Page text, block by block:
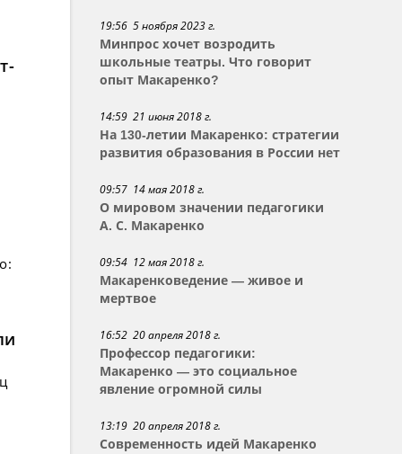
19:56 5 ноября 2023 г.
Минпрос хочет возродить
школьные театры. Что говорит
опыт Макаренко?
14:59 21 июня 2018 г.
На 130-летии Макаренко: стратегии
развития образования в России нет
09:57 14 мая 2018 г.
О мировом значении педагогики
А. С. Макаренко
09:54 12 мая 2018 г.
Макаренковедение — живое и
мертвое
16:52 20 апреля 2018 г.
Профессор педагогики:
Макаренко — это социальное
явление огромной силы
13:19 20 апреля 2018 г.
Современность идей Макаренко